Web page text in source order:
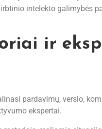
intelekto galimybės
ir
pardavimų, verslo,
ekspertai.